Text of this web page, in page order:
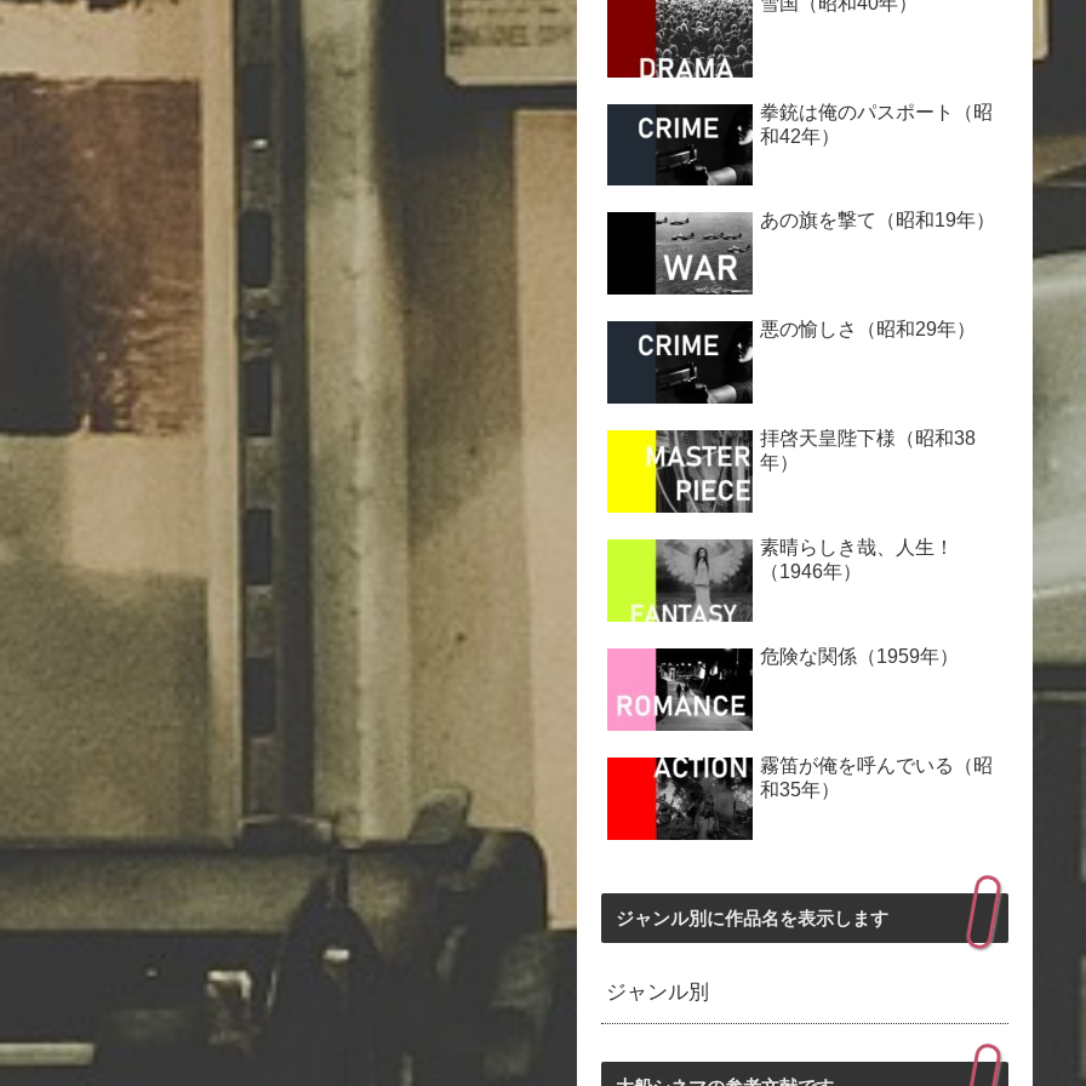
拳銃は俺のパスポート（昭
和42年）
あの旗を撃て（昭和19年）
悪の愉しさ（昭和29年）
拝啓天皇陛下様（昭和38
年）
素晴らしき哉、人生！
（1946年）
危険な関係（1959年）
霧笛が俺を呼んでいる（昭
和35年）
ジャンル別に作品名を表示します
ジャンル別